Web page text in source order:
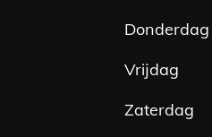
Donderdag
Vrijdag
Zaterdag